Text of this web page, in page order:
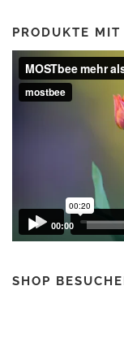
€
1
,
9
0
€
PRODUKTE
Video-
Player
00:00
SHOP